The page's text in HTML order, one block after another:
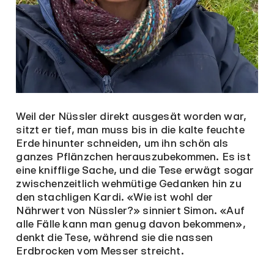
Weil der Nüssler direkt ausgesät worden war,
sitzt er tief, man muss bis in die kalte feuchte
Erde hinunter schneiden, um ihn schön als
ganzes Pflänzchen herauszubekommen. Es ist
eine knifflige Sache, und die Tese erwägt sogar
zwischenzeitlich wehmütige Gedanken hin zu
den stachligen Kardi. «Wie ist wohl der
Nährwert von Nüssler?» sinniert Simon. «Auf
alle Fälle kann man genug davon bekommen»,
denkt die Tese, während sie die nassen
Erdbrocken vom Messer streicht.